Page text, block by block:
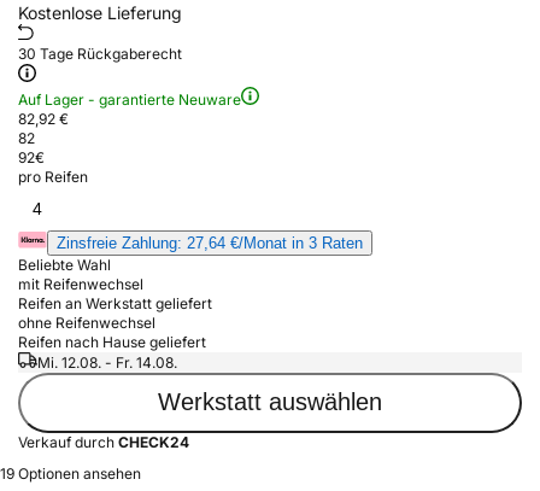
Kostenlose Lieferung
30 Tage Rückgaberecht
Auf Lager - garantierte Neuware
82,92 €
82
92€
pro Reifen
4
Zinsfreie Zahlung: 27,64 €/Monat in 3 Raten
Beliebte Wahl
mit Reifenwechsel
Reifen an Werkstatt geliefert
ohne Reifenwechsel
Reifen nach Hause geliefert
Mi. 12.08. - Fr. 14.08.
Werkstatt auswählen
Verkauf durch CHECK24
19 Optionen ansehen